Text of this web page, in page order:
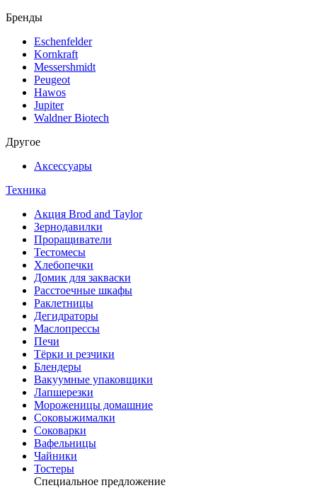
Бренды
Eschenfelder
Kornkraft
Messershmidt
Peugeot
Hawos
Jupiter
Waldner Biotech
Другое
Аксессуары
Техника
Акция Brod and Taylor
Зернодавилки
Проращиватели
Тестомесы
Хлебопечки
Домик для закваски
Расстоечные шкафы
Раклетницы
Дегидраторы
Маслопрессы
Печи
Тёрки и резчики
Блендеры
Вакуумные упаковщики
Лапшерезки
Мороженицы домашние
Соковыжималки
Соковарки
Вафельницы
Чайники
Тостеры
Специальное предложение